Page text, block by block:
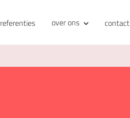
referenties over ons contact